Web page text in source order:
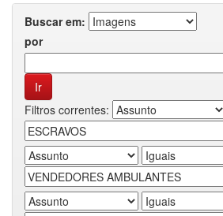
Buscar em:
por
Filtros correntes: